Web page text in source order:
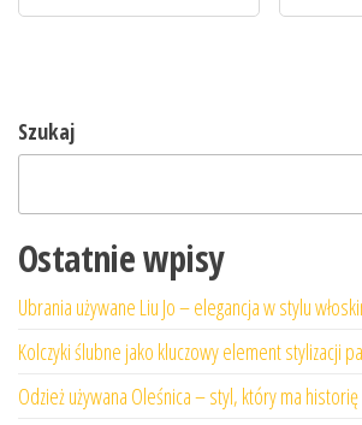
Szukaj
Ostatnie wpisy
Ubrania używane Liu Jo – elegancja w stylu
Kolczyki ślubne jako kluczowy element stylizacji
Odzież używana Oleśnica – styl, który ma historię